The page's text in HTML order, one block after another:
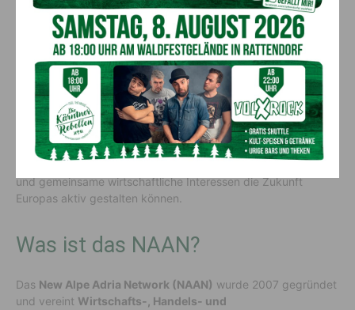
Wettbewerbsfähigkeit und Förderung von Innovationen.
Gemeinsam stark für Europa
Mit ihren Beschlüssen sendeten die NAAN-Präsidenten ein
klares Signal nach Brüssel:Europa braucht weniger
Bürokratie, mehr Zusammenarbeit– und Regionen, die über
Grenzen hinweg kooperieren. DasNew Alpe Adria Network
zeigt, wiegrenzüberschreitende Zusammenarbeit
, Dialog
und gemeinsame wirtschaftliche Interessen die Zukunft
Europas aktiv gestalten können.
Was ist das NAAN?
Das New Alpe Adria Network (NAAN) wurde 2007 gegründet
und vereint Wirtschafts-, Handels- und